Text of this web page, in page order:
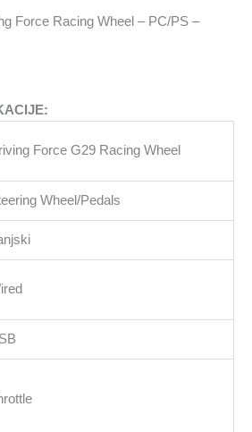
Force Racing Wheel – PC/PS –
Force G29 Racing Wheel
Wheel/Pedals